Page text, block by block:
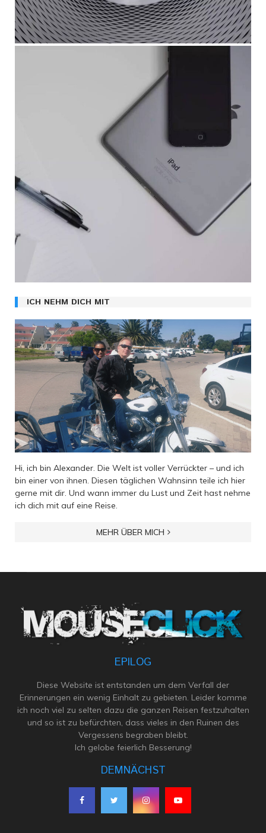
ICH NEHM DICH MIT
Hi, ich bin Alexander. Die Welt ist voller Verrückter – und ich
bin einer von ihnen. Diesen täglichen Wahnsinn teile ich hier
gerne mit dir. Und wann immer du Lust und Zeit hast nehme
ich dich mit auf eine Reise.
MEHR ÜBER MICH
EPILOG
Diese Website ist entstanden um dem Verfall der
Erinnerungen ein wenig Einhalt zu gebieten. Leider komme
ich noch viel zu selten dazu die ganzen Reisen festzuhalten
und so ist zu befürchten, dass vieles in den Ruinen des
Vergessens begraben bleibt.
Ich gelobe feierlich Besserung!
DEMNÄCHST